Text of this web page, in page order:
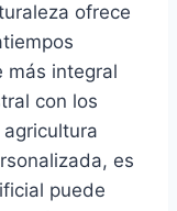
ofrece
más integral
con los
es
puede